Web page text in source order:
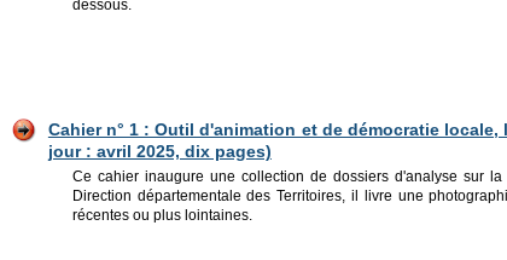
dessous.
Cahier n° 1 : Outil d'animation et de démocratie
jour : avril 2025, dix pages)
Ce cahier inaugure une collection de dossiers d'analyse sur
Direction départementale des Territoires, il livre une
récentes ou plus lointaines.